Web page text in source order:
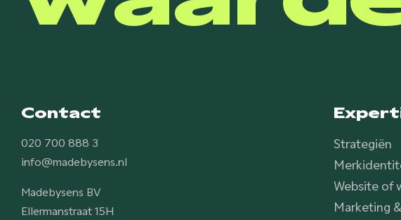
Contact
020 700 888 3
info@madebysens.nl
Madebysens BV
Ellermanstraat 15H
Strategiën
Website of
Marketing